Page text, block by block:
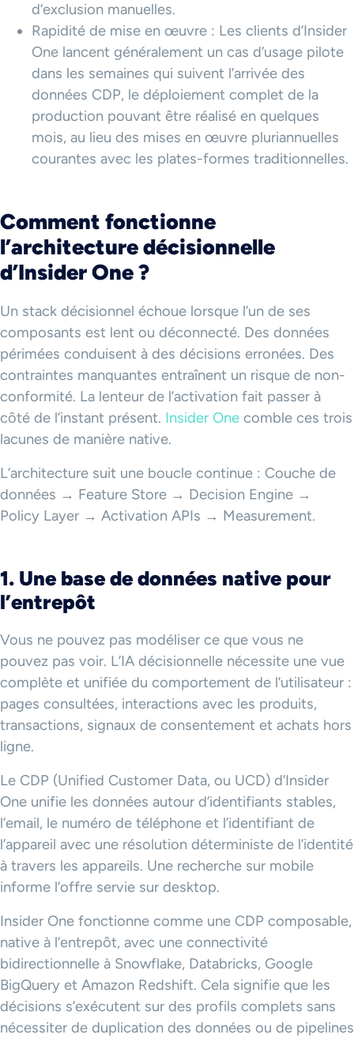
d’exclusion manuelles.
Rapidité de mise en œuvre : Les clients d’Insider
One lancent généralement un cas d’usage pilote
dans les semaines qui suivent l’arrivée des
données CDP, le déploiement complet de la
production pouvant être réalisé en quelques
mois, au lieu des mises en œuvre pluriannuelles
courantes avec les plates-formes traditionnelles.
Comment fonctionne
l’architecture décisionnelle
d’Insider One ?
Un stack décisionnel échoue lorsque l’un de ses
composants est lent ou déconnecté. Des données
périmées conduisent à des décisions erronées. Des
contraintes manquantes entraînent un risque de non-
conformité. La lenteur de l’activation fait passer à
côté de l’instant présent. Insider One comble ces trois
lacunes de manière native.
L’architecture suit une boucle continue : Couche de
données → Feature Store → Decision Engine →
Policy Layer → Activation APIs → Measurement.
1. Une base de données native pour
l’entrepôt
Vous ne pouvez pas modéliser ce que vous ne
pouvez pas voir. L’IA décisionnelle nécessite une vue
complète et unifiée du comportement de l’utilisateur :
pages consultées, interactions avec les produits,
transactions, signaux de consentement et achats hors
ligne.
Le CDP (Unified Customer Data, ou UCD) d’Insider
One unifie les données autour d’identifiants stables,
l’email, le numéro de téléphone et l’identifiant de
l’appareil avec une résolution déterministe de l’identité
à travers les appareils. Une recherche sur mobile
informe l’offre servie sur desktop.
Insider One fonctionne comme une CDP composable,
native à l’entrepôt, avec une connectivité
bidirectionnelle à Snowflake, Databricks, Google
BigQuery et Amazon Redshift. Cela signifie que les
décisions s’exécutent sur des profils complets sans
nécessiter de duplication des données ou de pipelines